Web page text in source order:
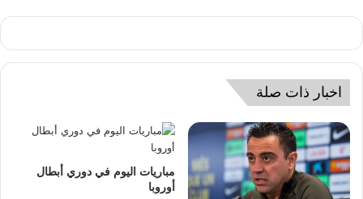
اخبار ذات صلة
مباريات اليوم في دوري أبطال
أوروبا